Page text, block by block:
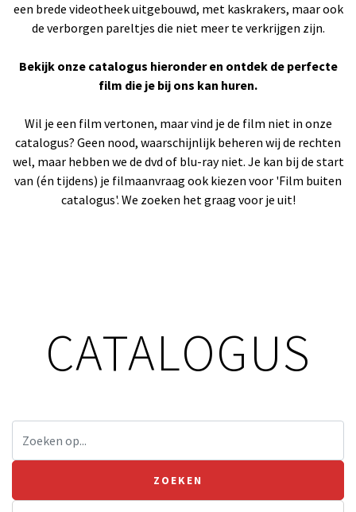
een brede videotheek uitgebouwd, met kaskrakers, maar ook
de verborgen pareltjes die niet meer te verkrijgen zijn.
Bekijk onze catalogus hieronder en ontdek de perfecte
film die je bij ons kan huren.
Wil je een film vertonen, maar vind je de film niet in onze
catalogus? Geen nood, waarschijnlijk beheren wij de rechten
wel, maar hebben we de dvd of blu-ray niet. Je kan bij de start
van (én tijdens) je filmaanvraag ook kiezen voor 'Film buiten
catalogus'. We zoeken het graag voor je uit!
CATALOGUS